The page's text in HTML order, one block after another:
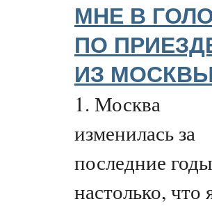
МНЕ В
ПО
ИЗ
1. Москва
изменилась за
последние годы
настолько, что